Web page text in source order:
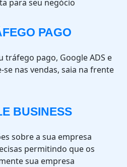
para seu negócio
PAGO
tráfego pago, Google ADS e
se nas vendas, saia na frente
BUSINESS
sobre a sua empresa
permitindo que os
sua empresa